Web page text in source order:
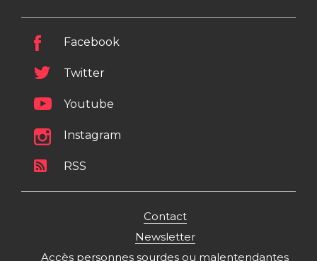
Facebook
Twitter
Youtube
Instagram
RSS
Contact
Newsletter
Accès personnes sourdes ou malentendantes